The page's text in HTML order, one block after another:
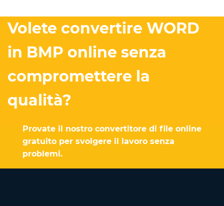
Volete convertire WORD
in BMP online senza
compromettere la
qualità?
Provate il nostro convertitore di file online
gratuito per svolgere il lavoro senza
problemi.